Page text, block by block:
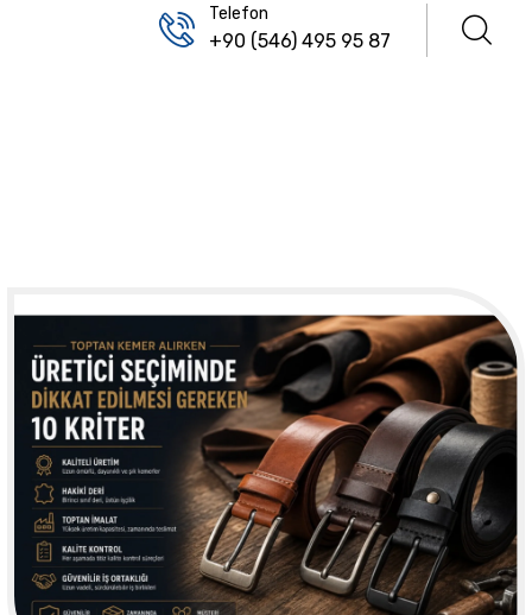
Telefon
+90 (546) 495 95 87